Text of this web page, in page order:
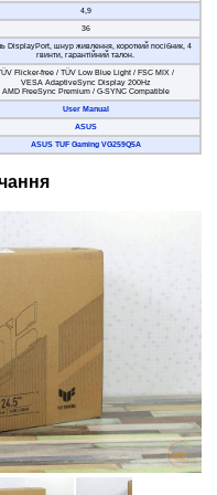
4,9
36
DisplayPort, шнур живлення, короткий посібник, 4
гвинти, гарантійний талон.
Flicker-free / TÜV Low Blue Light / FSC MIX /
VESA AdaptiveSync Display 200Hz
AMD FreeSync Premium / G-SYNC Compatible
User Manual
ASUS
ASUS TUF Gaming VG259Q5A